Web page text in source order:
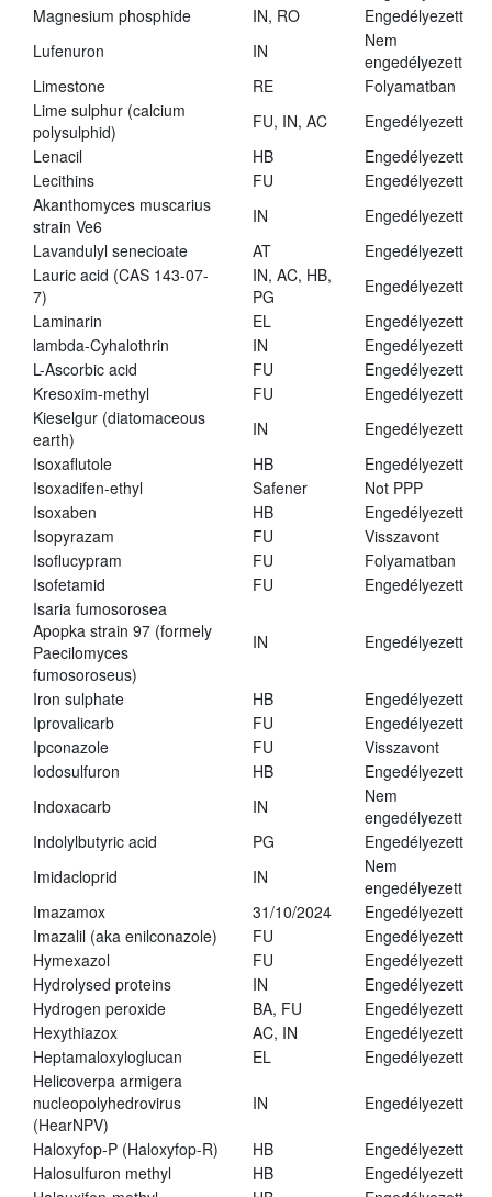
Magnesium phosphide
IN, RO
Engedélyezett
Lufenuron
IN
Nem
engedélyezett
Limestone
RE
Folyamatban
Lime sulphur (calcium
polysulphid)
FU, IN, AC
Engedélyezett
Lenacil
HB
Engedélyezett
Lecithins
FU
Engedélyezett
Akanthomyces muscarius
strain Ve6
IN
Engedélyezett
Lavandulyl senecioate
AT
Engedélyezett
Lauric acid (CAS 143-07-
7)
IN, AC, HB,
PG
Engedélyezett
Laminarin
EL
Engedélyezett
lambda-Cyhalothrin
IN
Engedélyezett
L-Ascorbic acid
FU
Engedélyezett
Kresoxim-methyl
FU
Engedélyezett
Kieselgur (diatomaceous
earth)
IN
Engedélyezett
Isoxaflutole
HB
Engedélyezett
Isoxadifen-ethyl
Safener
Not PPP
Isoxaben
HB
Engedélyezett
Isopyrazam
FU
Visszavont
Isoflucypram
FU
Folyamatban
Isofetamid
FU
Engedélyezett
Isaria fumosorosea
Apopka strain 97 (formely
Paecilomyces
fumosoroseus)
IN Engedélyezett
Iron sulphate HB
Engedélyezett
Iprovalicarb
FU
Engedélyezett
Ipconazole
FU
Visszavont
Iodosulfuron
HB
Engedélyezett
Indoxacarb
IN
Nem
engedélyezett
Indolylbutyric acid
PG
Engedélyezett
Imidacloprid
IN
Nem
engedélyezett
Imazamox
31/10/2024
Engedélyezett
Imazalil (aka enilconazole)
FU
Engedélyezett
Hymexazol
FU
Engedélyezett
Hydrolysed proteins
IN
Engedélyezett
Hydrogen peroxide
BA, FU
Engedélyezett
Hexythiazox
AC, IN
Engedélyezett
Heptamaloxyloglucan
EL
Engedélyezett
Helicoverpa armigera
nucleopolyhedrovirus
(HearNPV)
IN Engedélyezett
Haloxyfop-P (Haloxyfop-R) HB
Engedélyezett
Halosulfuron methyl
HB
Engedélyezett